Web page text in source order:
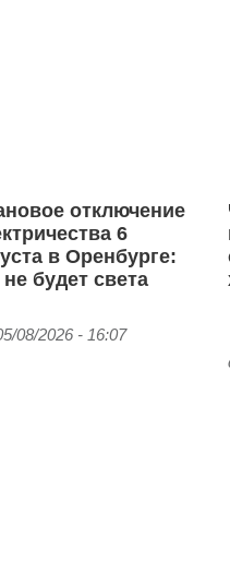
отключение
6
в Оренбурге:
не будет света
08/2026 - 16:07